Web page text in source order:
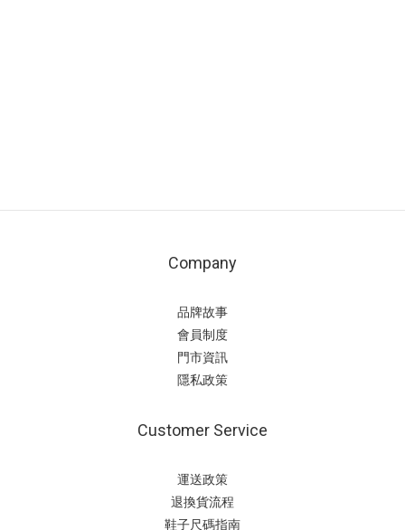
Company
品牌故事
會員制度
門市資訊
隱私政策
Customer Service
運送政策
退換貨流程
鞋子尺碼指南